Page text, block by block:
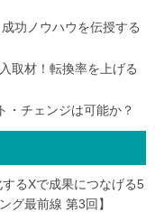
功ノウハウを伝授する
取材！転換率を上げる
・チェンジは可能か？
るXで成果につなげる5
グ最前線 第3回】